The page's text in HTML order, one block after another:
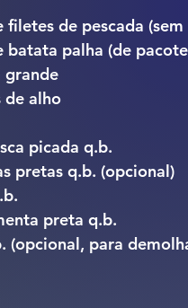
filetes de pescada (sem
batata palha (de
grande
de alho
picada q.b.
pretas q.b. (opcional)
preta q.b.
(opcional, para